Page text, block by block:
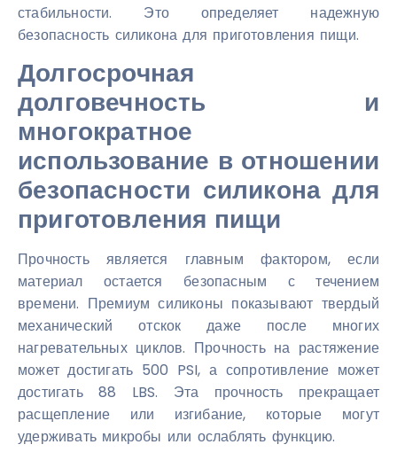
стабильности. Это определяет надежную
безопасность силикона для приготовления пищи.
Долгосрочная
долговечность и
многократное
использование в отношении
безопасности силикона для
приготовления пищи
Прочность является главным фактором, если
материал остается безопасным с течением
времени. Премиум силиконы показывают твердый
механический отскок даже после многих
нагревательных циклов. Прочность на растяжение
может достигать 500 PSI, а сопротивление может
достигать 88 LBS. Эта прочность прекращает
расщепление или изгибание, которые могут
удерживать микробы или ослаблять функцию.